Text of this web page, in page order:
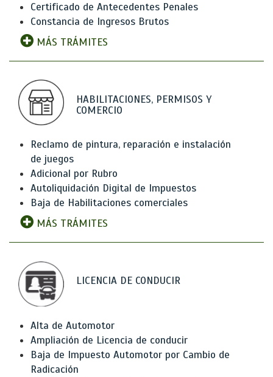
Certificado de Antecedentes Penales
Constancia de Ingresos Brutos
MÁS TRÁMITES
HABILITACIONES, PERMISOS Y
COMERCIO
Reclamo de pintura, reparación e instalación
de juegos
Adicional por Rubro
Autoliquidación Digital de Impuestos
Baja de Habilitaciones comerciales
MÁS TRÁMITES
LICENCIA DE CONDUCIR
Alta de Automotor
Ampliación de Licencia de conducir
Baja de Impuesto Automotor por Cambio de
Radicación